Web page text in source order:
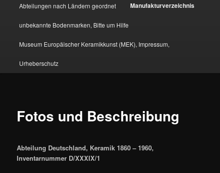
Abteilungen nach Ländern geordnet Manufakturverzeichnis
unbekannte Bodenmarken, Bitte um Hilfe
Museum Europäischer Keramikkunst (MEK), Impressum,
Urheberschutz
Fotos und Beschreibung
Abteilung Deutschland, Keramik 1860 – 1960,
Inventarnummer D/XXXIX/1